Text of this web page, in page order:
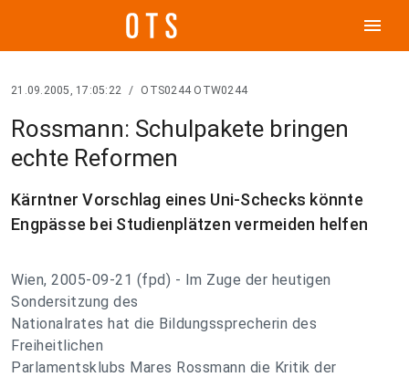
menu
21.09.2005, 17:05:22 / OTS0244 OTW0244
Rossmann: Schulpakete bringen
echte Reformen
Kärntner Vorschlag eines Uni-Schecks könnte
Engpässe bei Studienplätzen vermeiden helfen
Wien, 2005-09-21 (fpd) - Im Zuge der heutigen
Sondersitzung des
Nationalrates hat die Bildungssprecherin des
Freiheitlichen
Parlamentsklubs Mares Rossmann die Kritik der